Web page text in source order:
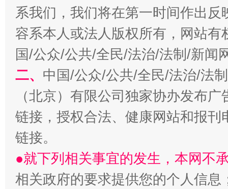
揭开“小金库”的免责幌子
受贿1.44亿！段成刚被判无期 从幼
系我们，我们将在第一时间作出
容系本人或法人版权所有，网站
国/公众/公共/全民/法治/法制/新闻
二、 中国/公众/公共/全民/法治/法
（北京）有限公司独家协办发布
链接，授权合法、健康网站和报
链接。
●就下列相关事宜的发生，本网不
相关政府的要求提供您的个人信息